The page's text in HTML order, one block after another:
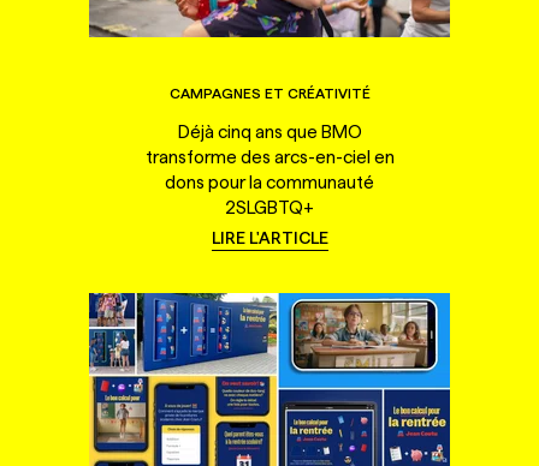
CAMPAGNES ET CRÉATIVITÉ
Déjà cinq ans que BMO
transforme des arcs-en-ciel en
dons pour la communauté
2SLGBTQ+
LIRE L'ARTICLE